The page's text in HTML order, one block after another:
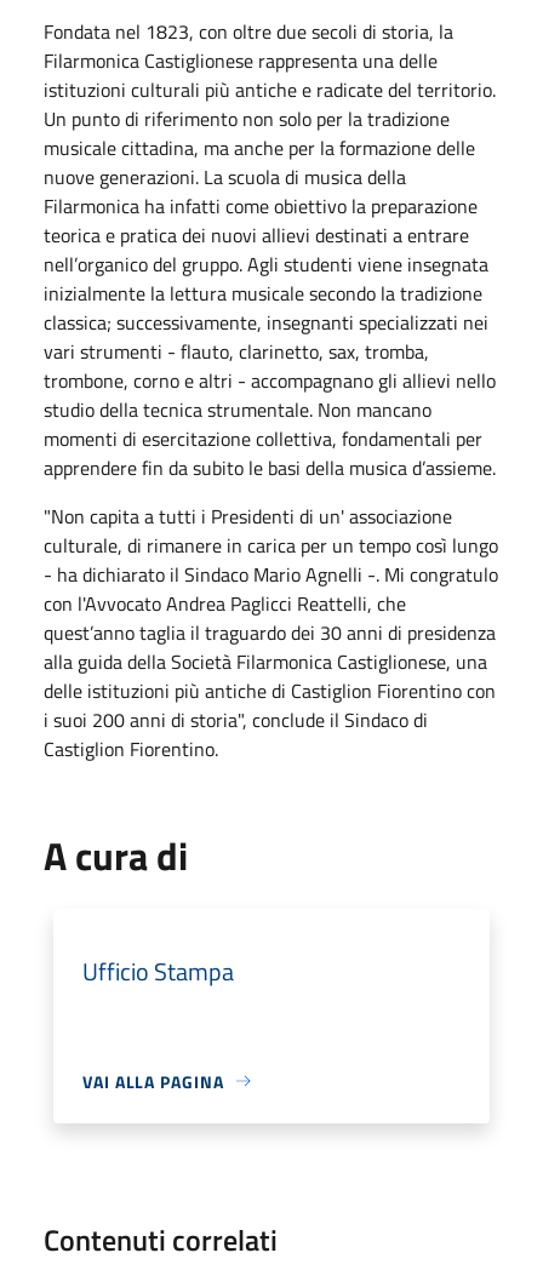
Fondata nel 1823, con oltre due secoli di storia, la
Filarmonica Castiglionese rappresenta una delle
istituzioni culturali più antiche e radicate del territorio.
Un punto di riferimento non solo per la tradizione
musicale cittadina, ma anche per la formazione delle
nuove generazioni. La scuola di musica della
Filarmonica ha infatti come obiettivo la preparazione
teorica e pratica dei nuovi allievi destinati a entrare
nell’organico del gruppo. Agli studenti viene insegnata
inizialmente la lettura musicale secondo la tradizione
classica; successivamente, insegnanti specializzati nei
vari strumenti - flauto, clarinetto, sax, tromba,
trombone, corno e altri - accompagnano gli allievi nello
studio della tecnica strumentale. Non mancano
momenti di esercitazione collettiva, fondamentali per
apprendere fin da subito le basi della musica d’assieme.
"Non capita a tutti i Presidenti di un' associazione
culturale, di rimanere in carica per un tempo così lungo
- ha dichiarato il Sindaco Mario Agnelli -. Mi congratulo
con l'Avvocato Andrea Paglicci Reattelli, che
quest’anno taglia il traguardo dei 30 anni di presidenza
alla guida della Società Filarmonica Castiglionese, una
delle istituzioni più antiche di Castiglion Fiorentino con
i suoi 200 anni di storia", conclude il Sindaco di
Castiglion Fiorentino.
A cura di
Ufficio Stampa
VAI ALLA PAGINA
Contenuti correlati